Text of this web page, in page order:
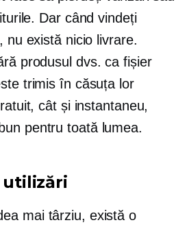
Dar când vindeți
nu există nicio livrare.
produsul dvs. ca fișier
trimis în căsuța lor
cât și instantaneu,
pentru toată lumea.
mai târziu, există o